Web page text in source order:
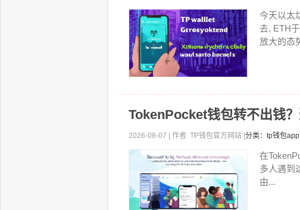
今天以太
去, ETH
放大的态
TokenPocket钱包转不出钱
2026-08-07 | 作者: TP钱包官方网站 | 分类：tp钱包
在
多人遇到
由...